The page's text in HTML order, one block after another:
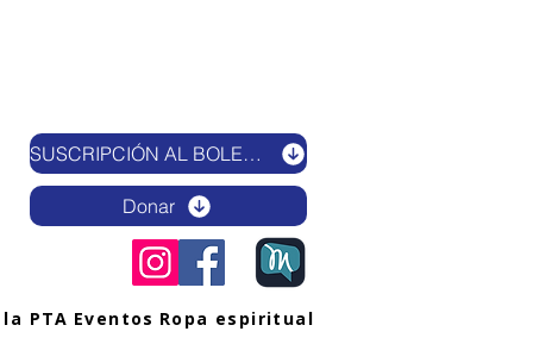
SUSCRIPCIÓN AL BOLETÍN ELECTRÓNICO
Donar
PTA Eventos Ropa espiritual